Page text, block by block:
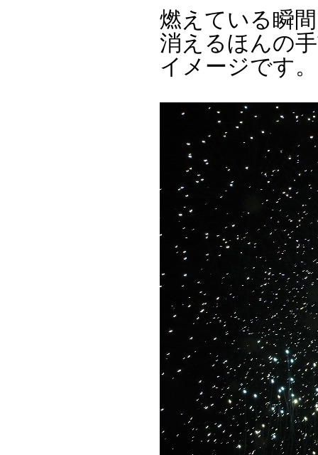
燃えている瞬
消えるほんの
イメージです。